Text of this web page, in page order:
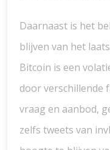
Daarnaast is het
blijven van het
Bitcoin is een
door verschillende
vraag en aanbod,
zelfs tweets van